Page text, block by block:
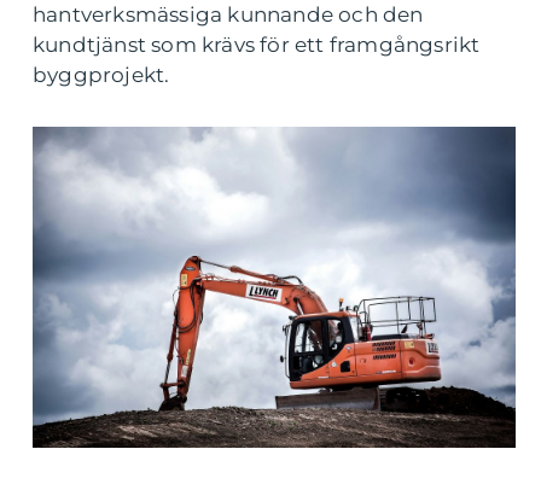
hantverksmässiga kunnande och den
kundtjänst som krävs för ett framgångsrikt
byggprojekt.